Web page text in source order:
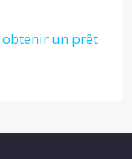
un prêt